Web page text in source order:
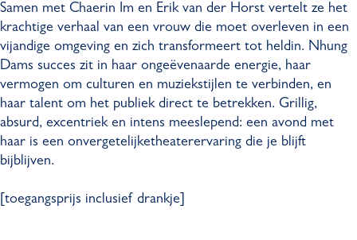
d
e
v
a
n
d
e
w
t
e
n
d
e
v
a
n
d
i
e
v
a
n
d
e
w
i
e
g
e
n
d
e
v
a
n
w
Samen met Chaerin Im en Erik van der Horst vertelt ze het
krachtige verhaal van een vrouw die moet overleven in een
vijandige omgeving en zich transformeert tot heldin. Nhung
Dams succes zit in haar ongeëvenaarde energie, haar
vermogen om culturen en muziekstijlen te verbinden, en
haar talent om het publiek direct te betrekken. Grillig,
absurd, excentriek en intens meeslepend: een avond met
haar is een onvergetelijketheaterervaring die je blijft
bijblijven.
[toegangsprijs inclusief drankje]